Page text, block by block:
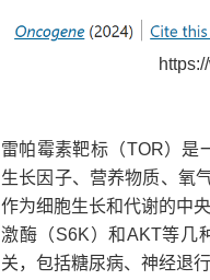
雷帕霉素靶标（TOR）是
生长因子、营养物质、氧
作为细胞生长和代谢的中
激酶（S6K）和AKT等几
关，包括糖尿病、神经退